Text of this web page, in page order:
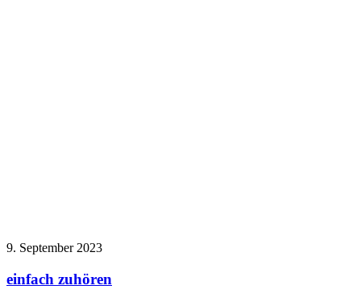
9. September 2023
einfach zuhören